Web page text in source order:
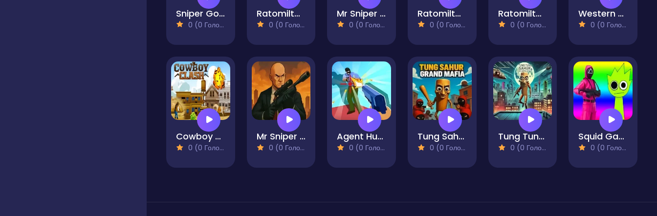
Sniper Gold Rush 3D
0 (0 Голосів)
Ratomilton Counter Terrorist
0 (0 Голосів)
Mr Sniper 2 Silent Assassin
0 (0 Голосів)
Ratomilton the Hitman
0 (0 Голосів)
Ratomilton Extreme Gunner
0 (0 Голосів)
Western Gunfight
0 (0 Голосів)
Cowboy Clash
0 (0 Голосів)
Mr Sniper Hunter Frenzy
0 (0 Голосів)
Agent Hunt Hitman Shooter
0 (0 Голосів)
Tung Sahur Grand Mafia
0 (0 Голосів)
Tung Tung Sahur The Sniper Hitman
0 (0 Голосів)
Squid Game 2 Sprunki Shooter
0 (0 Голосів)